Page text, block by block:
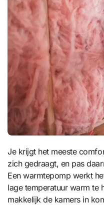
Je krijgt het meeste comfort als je eerst kijkt hoe je huis
zich gedraagt, en pas
Een warmtepomp werkt
lage temperatuur warm te
makkelijk de kamers in